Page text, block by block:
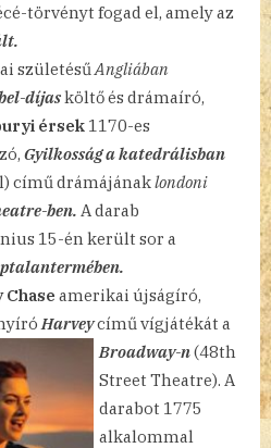
törvényt fogad el, amely az
születésű Angliában
díjas költő és drámaíró,
érsek 1170-es
Gyilkosság a katedrálisban
című drámájánaklondoni
ben. A darab
15-én került sor a
Chase amerikai újságíró,
Harveycímű vígjátékát a
Broadway-n(48th
Street Theatre). A
darabot 1775
alkalommal